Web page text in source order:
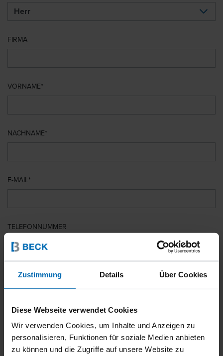
Zustimmung Details Über Cookies
Diese Webseite verwendet Cookies
Wir verwenden Cookies, um Inhalte und Anzeigen zu
personalisieren, Funktionen für soziale Medien anbieten
zu können und die Zugriffe auf unsere Website zu
FIRMA
VORNAME
NACHNAME
E-MAIL
TELEFONNUMMER
LAND
PLZ